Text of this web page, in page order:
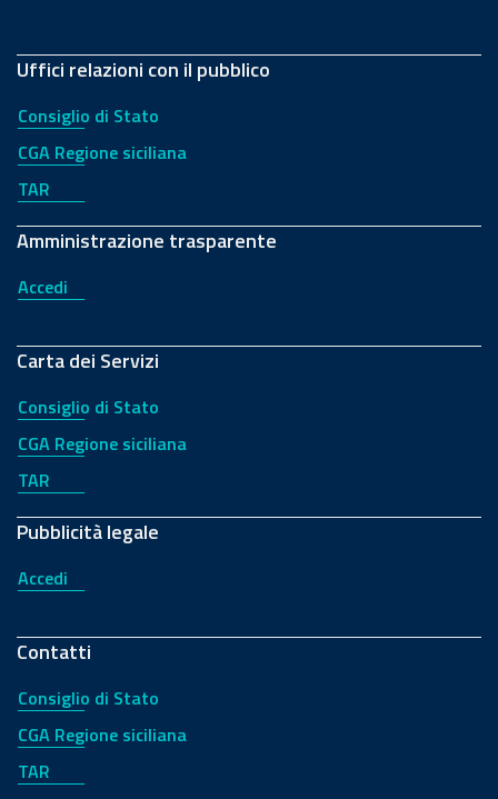
Uffici relazioni con il pubblico
Consiglio di Stato
CGA Regione siciliana
TAR
Amministrazione trasparente
Accedi
Carta dei Servizi
Consiglio di Stato
CGA Regione siciliana
TAR
Pubblicità legale
Accedi
Contatti
Consiglio di Stato
CGA Regione siciliana
TAR